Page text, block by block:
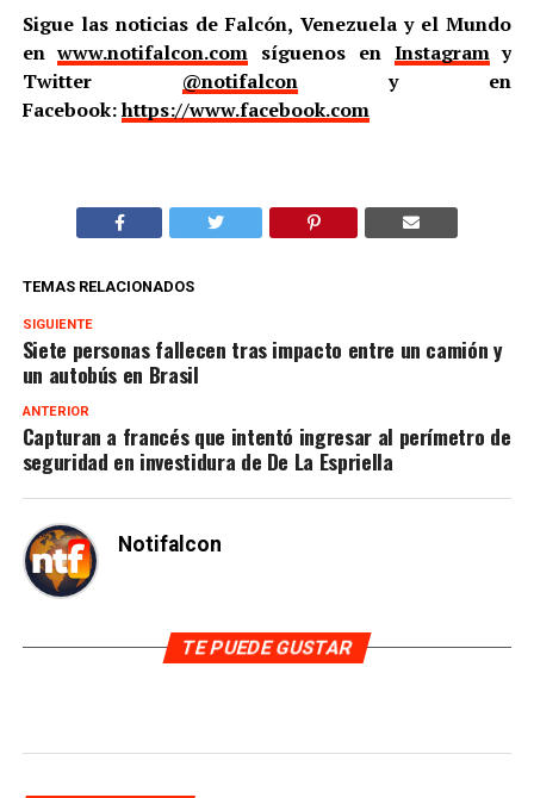
Sigue las noticias de Falcón, Venezuela y el Mundo
enwww.notifalcon.com síguenos en Instagramy
Twitter @notifalcony en
Facebook:https://www.facebook.com
TEMAS RELACIONADOS
SIGUIENTE
Siete personas fallecen tras impacto entre un camión y
un autobús en Brasil
ANTERIOR
Capturan a francés que intentó ingresar al perímetro de
seguridad en investidura de De La Espriella
Notifalcon
TE PUEDE GUSTAR